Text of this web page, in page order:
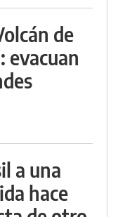
de
evacuan
a una
hace